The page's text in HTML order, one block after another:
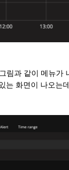
림과 같이 메뉴가
는 화면이 나오는